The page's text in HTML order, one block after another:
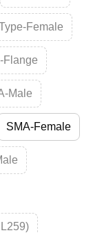
Female
Flange
Male
SMA-Female